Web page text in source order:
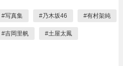
#写真集 #乃木坂46 #有村架純
#吉岡里帆 #土屋太鳳